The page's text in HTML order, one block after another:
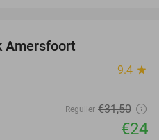
Amersfoort
9.4 star
Regulier €31,50
€24